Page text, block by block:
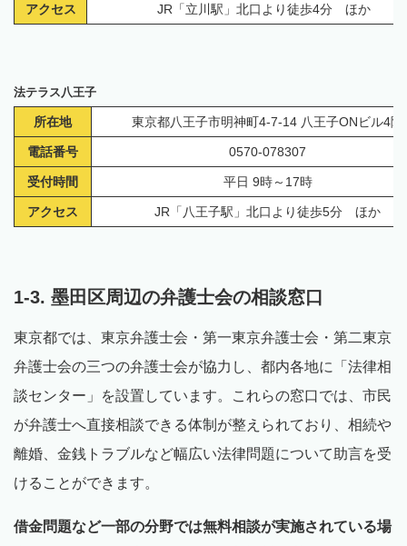
アクセス JR「立川駅」北口より徒歩4分 ほか
法テラス八王子
所在地 東京都八王子市明神町4-7-14 八王子ONビル4階
電話番号 0570-078307
受付時間 平日 9時～17時
アクセス JR「八王子駅」北口より徒歩5分 ほか
1-3. 墨田区周辺の弁護士会の相談窓口
東京都では、東京弁護士会・第一東京弁護士会・第二東京
弁護士会の三つの弁護士会が協力し、都内各地に「法律相
談センター」を設置しています。これらの窓口では、市民
が弁護士へ直接相談できる体制が整えられており、相続や
離婚、金銭トラブルなど幅広い法律問題について助言を受
けることができます。
借金問題など一部の分野では無料相談が実施されている場